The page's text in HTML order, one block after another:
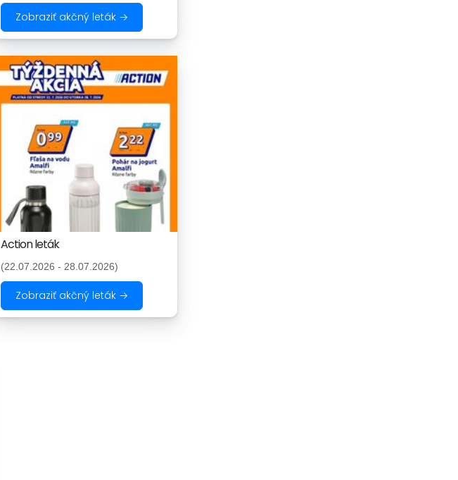
Zobraziť akčný leták →
Action leták
(22.07.2026 - 28.07.2026)
Zobraziť akčný leták →